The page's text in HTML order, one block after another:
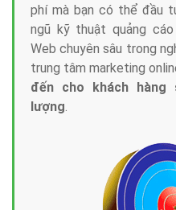
phí mà bạn có thể đầu
ngũ kỹ thuật quảng
Web chuyên sâu trong
trung tâm marketing
đến cho khách hàng
lượng.